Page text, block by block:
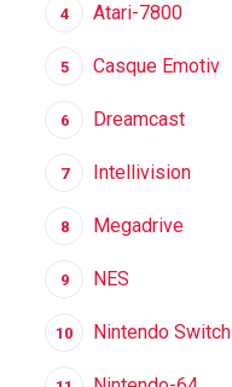
4 Atari-7800
5 Casque Emotiv
6 Dreamcast
7 Intellivision
8 Megadrive
9 NES
10 Nintendo Switch